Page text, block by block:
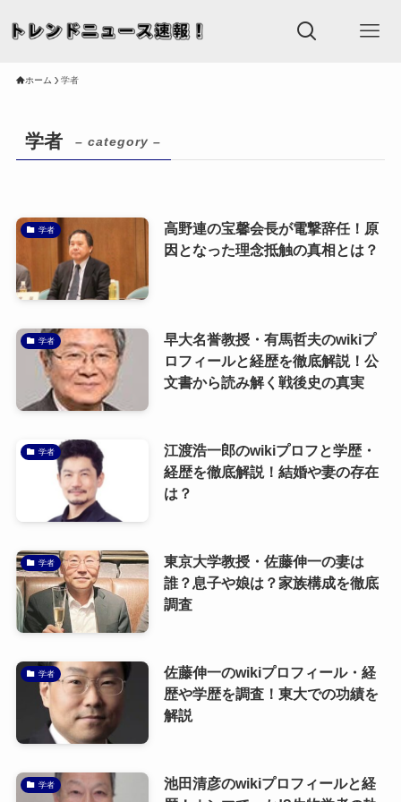
ホーム 学者
学者 – category –
学者
高野連の宝馨会長が電撃辞任！原
因となった理念抵触の真相とは？
学者
早大名誉教授・有馬哲夫のwikiプ
ロフィールと経歴を徹底解説！公
文書から読み解く戦後史の真実
学者
江渡浩一郎のwikiプロフと学歴・
経歴を徹底解説！結婚や妻の存在
は？
学者
東京大学教授・佐藤伸一の妻は
誰？息子や娘は？家族構成を徹底
調査
学者
佐藤伸一のwikiプロフィール・経
歴や学歴を調査！東大での功績を
解説
学者
池田清彦のwikiプロフィールと経